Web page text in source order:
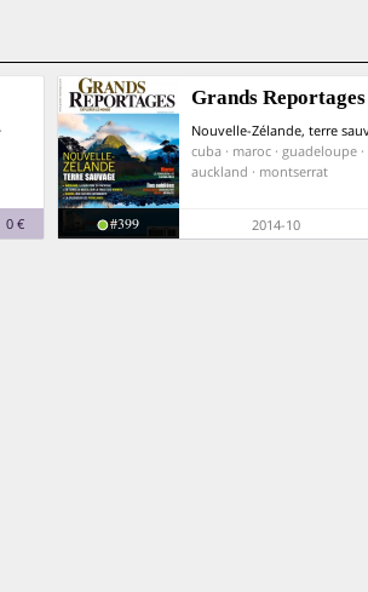
0 €
Grands Reportages
Nouvelle-Zélande, terre
cuba · maroc · guadeloupe ·
auckland · montserrat
#399 2014-10